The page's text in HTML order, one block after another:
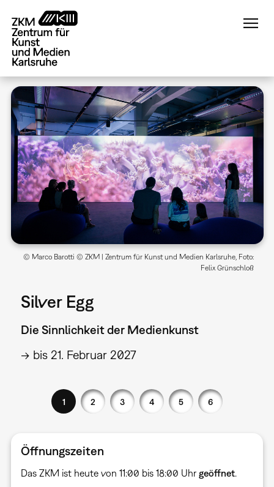
zum
Inhalt
© Marco Barotti © ZKM | Zentrum für Kunst und Medien Karlsruhe, Foto:
Felix Grünschloß
Silver Egg
Die Sinnlichkeit der Medienkunst
→ bis 21. Februar 2027
1 2 3 4 5 6
Öffnungszeiten
Das ZKM ist heute von 11:00 bis 18:00 Uhr geöffnet.